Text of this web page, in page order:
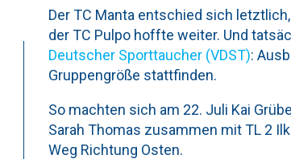
Der TC Manta entschied sich
der TC Pulpo hoffte weiter. Und
Deutscher Sporttaucher (VDST):
Gruppengröße stattfinden.
So machten sich am 22. Juli Kai
Sarah Thomas zusammen mit TL 2
Weg Richtung Osten.